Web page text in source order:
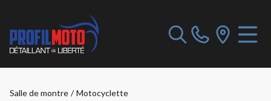
Salle de montre / Motocyclette